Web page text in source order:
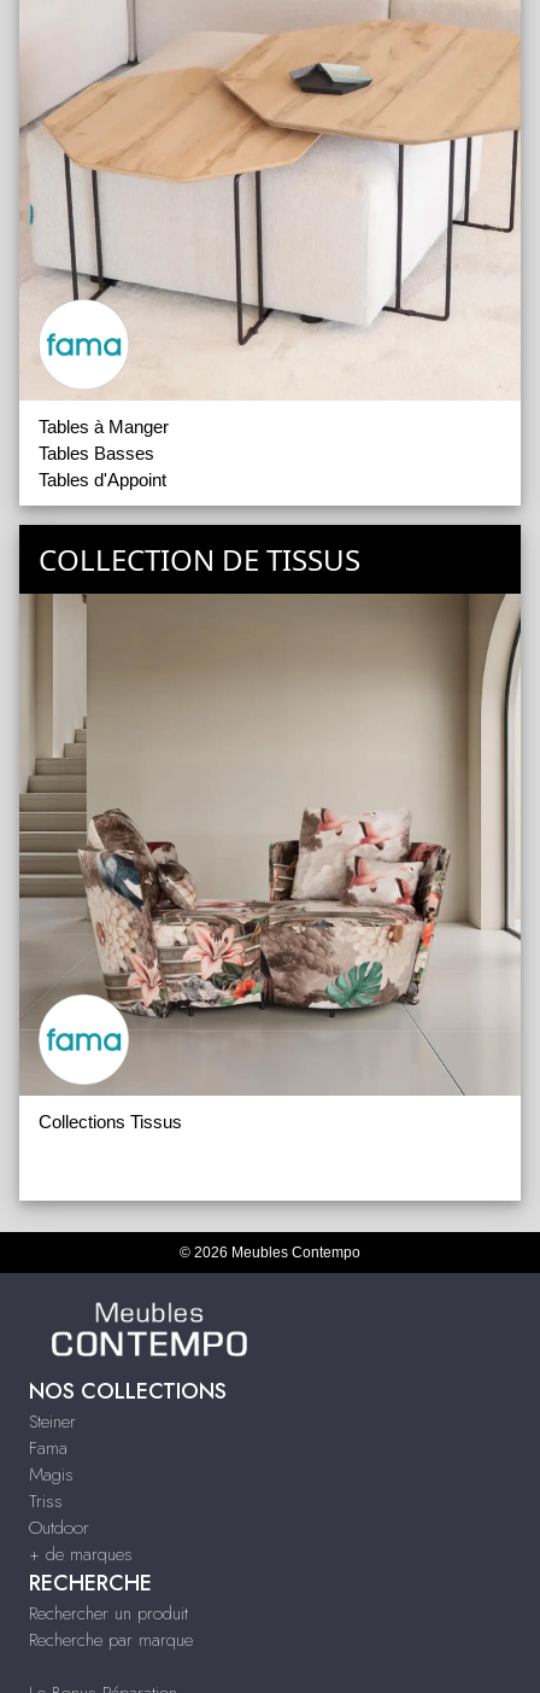
Tables à Manger
Tables Basses
Tables d'Appoint
COLLECTION DE TISSUS
Collections Tissus
© 2026 Meubles Contempo
NOS COLLECTIONS
Steiner
Fama
Magis
Triss
Outdoor
+ de marques
RECHERCHE
Rechercher un produit
Recherche par marque